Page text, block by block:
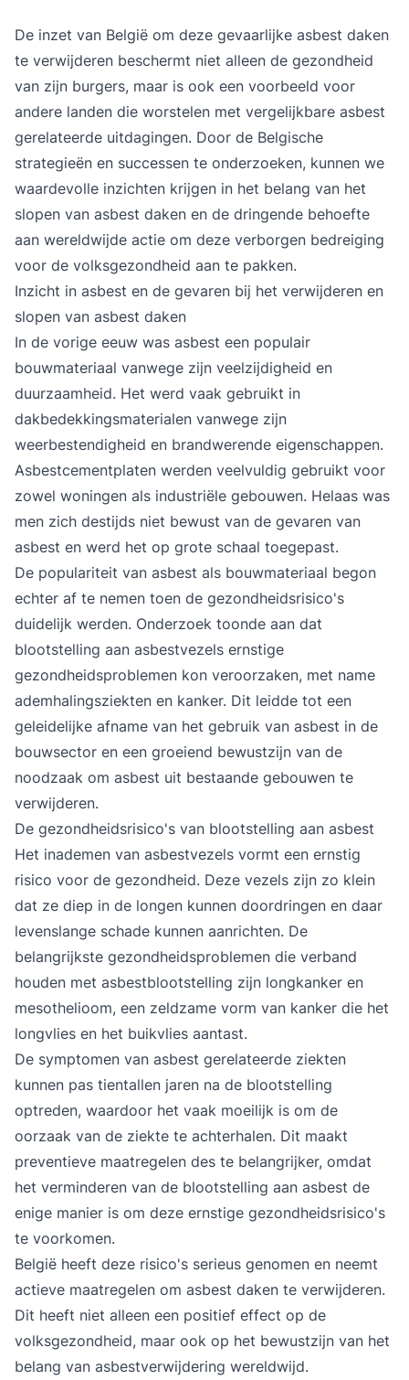
De inzet van België om deze gevaarlijke asbest daken
te verwijderen beschermt niet alleen de gezondheid
van zijn burgers, maar is ook een voorbeeld voor
andere landen die worstelen met vergelijkbare asbest
gerelateerde uitdagingen. Door de Belgische
strategieën en successen te onderzoeken, kunnen we
waardevolle inzichten krijgen in het belang van het
slopen van asbest daken en de dringende behoefte
aan wereldwijde actie om deze verborgen bedreiging
voor de volksgezondheid aan te pakken.
Inzicht in asbest en de gevaren bij het verwijderen en
slopen van asbest daken
In de vorige eeuw was asbest een populair
bouwmateriaal vanwege zijn veelzijdigheid en
duurzaamheid. Het werd vaak gebruikt in
dakbedekkingsmaterialen vanwege zijn
weerbestendigheid en brandwerende eigenschappen.
Asbestcementplaten werden veelvuldig gebruikt voor
zowel woningen als industriële gebouwen. Helaas was
men zich destijds niet bewust van de gevaren van
asbest en werd het op grote schaal toegepast.
De populariteit van asbest als bouwmateriaal begon
echter af te nemen toen de gezondheidsrisico's
duidelijk werden. Onderzoek toonde aan dat
blootstelling aan asbestvezels ernstige
gezondheidsproblemen kon veroorzaken, met name
ademhalingsziekten en kanker. Dit leidde tot een
geleidelijke afname van het gebruik van asbest in de
bouwsector en een groeiend bewustzijn van de
noodzaak om asbest uit bestaande gebouwen te
verwijderen.
De gezondheidsrisico's van blootstelling aan asbest
Het inademen van asbestvezels vormt een ernstig
risico voor de gezondheid. Deze vezels zijn zo klein
dat ze diep in de longen kunnen doordringen en daar
levenslange schade kunnen aanrichten. De
belangrijkste gezondheidsproblemen die verband
houden met asbestblootstelling zijn longkanker en
mesothelioom, een zeldzame vorm van kanker die het
longvlies en het buikvlies aantast.
De symptomen van asbest gerelateerde ziekten
kunnen pas tientallen jaren na de blootstelling
optreden, waardoor het vaak moeilijk is om de
oorzaak van de ziekte te achterhalen. Dit maakt
preventieve maatregelen des te belangrijker, omdat
het verminderen van de blootstelling aan asbest de
enige manier is om deze ernstige gezondheidsrisico's
te voorkomen.
België heeft deze risico's serieus genomen en neemt
actieve maatregelen om asbest daken te verwijderen.
Dit heeft niet alleen een positief effect op de
volksgezondheid, maar ook op het bewustzijn van het
belang van asbestverwijdering wereldwijd.